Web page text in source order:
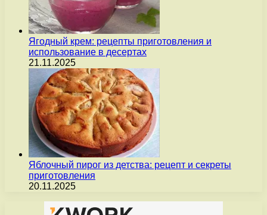
Ягодный крем: рецепты приготовления и
использование в десертах
21.11.2025
Яблочный пирог из детства: рецепт и секреты
приготовления
20.11.2025